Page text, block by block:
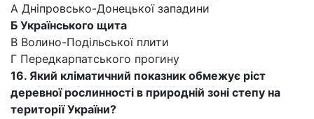
А Дніпровсько-Донецької западини
Б Українського щита
В Волино-Подільської плити
Г Передкарпатського прогину
16. Який кліматичний показник обмежує ріст
деревної рослинності в природній зоні степу на
території України?